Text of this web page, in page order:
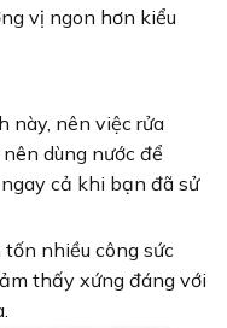
vị ngon hơn kiểu
này, nên việc rửa
dùng nước để
cả khi bạn đã sử
nhiều công sức
thấy xứng đáng với